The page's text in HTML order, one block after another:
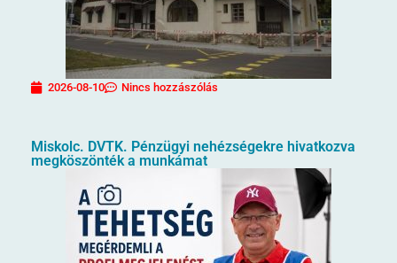
2026-08-10 Nincs hozzászólás
Miskolc. DVTK. Pénzügyi nehézségekre hivatkozva
megköszönték a munkámat